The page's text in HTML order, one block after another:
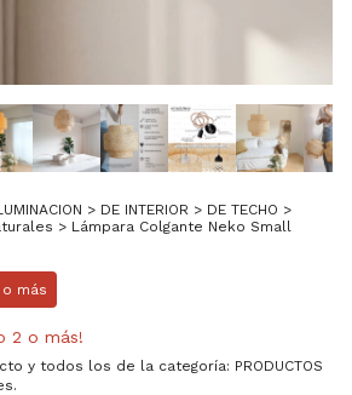
> DE INTERIOR > DE TECHO >
> Lámpara Colgante Neko Small
o más
2 o más!
y todos los de la categoría: PRODUCTOS